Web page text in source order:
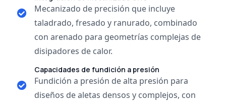
Mecanizado de precisión que incluye
taladrado, fresado y ranurado, combinado
con arenado para geometrías complejas de
disipadores de calor.
Capacidades de fundición a presión
Fundición a presión de alta presión para
diseños de aletas densos y complejos, con